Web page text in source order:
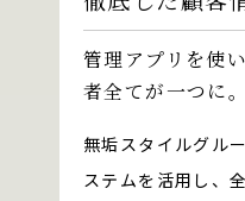
管理アプリを使
者全てが一つに。
無垢スタイルグル
ステムを活用し、